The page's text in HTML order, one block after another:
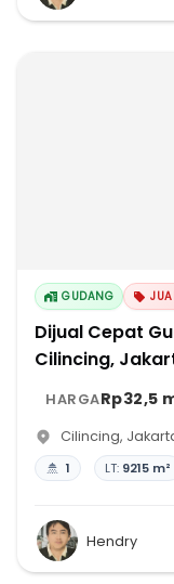
GUDANG
Dijual Cepat
Cilincing,
HARGARp32,5
Cilincing,
1 LT: 9215 m²
Hendry